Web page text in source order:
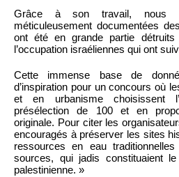
Grâce à son travail, nous
méticuleusement documentées
ont été en grande partie
l’occupation israéliennes qui ont
Cette immense base de
d’inspiration pour un concours où
et en urbanisme choisissent
présélection de 100 et en
originale. Pour citer les
encouragés à préserver les sites
ressources en eau
sources, qui jadis constituaient
palestinienne. »